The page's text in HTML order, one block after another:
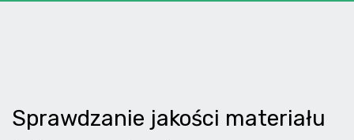
Sprawdzanie jakości materiału